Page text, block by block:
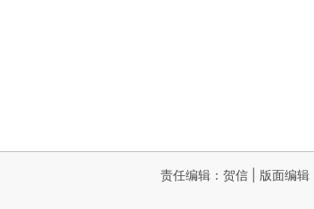
责任编辑：贺信 | 版面编辑